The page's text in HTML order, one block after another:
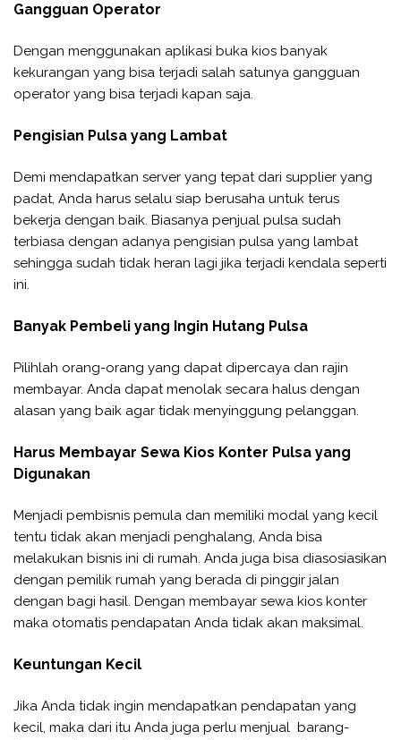
Gangguan Operator
Dengan menggunakan aplikasi buka kios banyak
kekurangan yang bisa terjadi salah satunya gangguan
operator yang bisa terjadi kapan saja.
Pengisian Pulsa yang Lambat
Demi mendapatkan server yang tepat dari supplier yang
padat, Anda harus selalu siap berusaha untuk terus
bekerja dengan baik. Biasanya penjual pulsa sudah
terbiasa dengan adanya pengisian pulsa yang lambat
sehingga sudah tidak heran lagi jika terjadi kendala seperti
ini.
Banyak Pembeli yang Ingin Hutang Pulsa
Pilihlah orang-orang yang dapat dipercaya dan rajin
membayar. Anda dapat menolak secara halus dengan
alasan yang baik agar tidak menyinggung pelanggan.
Harus Membayar Sewa Kios Konter Pulsa yang
Digunakan
Menjadi pembisnis pemula dan memiliki modal yang kecil
tentu tidak akan menjadi penghalang, Anda bisa
melakukan bisnis ini di rumah. Anda juga bisa diasosiasikan
dengan pemilik rumah yang berada di pinggir jalan
dengan bagi hasil. Dengan membayar sewa kios konter
maka otomatis pendapatan Anda tidak akan maksimal.
Keuntungan Kecil
Jika Anda tidak ingin mendapatkan pendapatan yang
kecil, maka dari itu Anda juga perlu menjual barang-